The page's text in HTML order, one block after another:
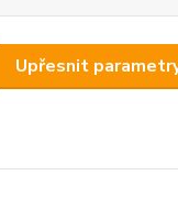
Upřesnit